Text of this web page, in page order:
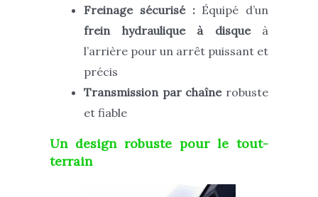
Freinage sécurisé :Équipé d’un
frein hydraulique à disqueà
l’arrière pour un arrêt puissant et
précis
Transmission par chaînerobuste
et fiable
Un design robuste pour le tout-
terrain